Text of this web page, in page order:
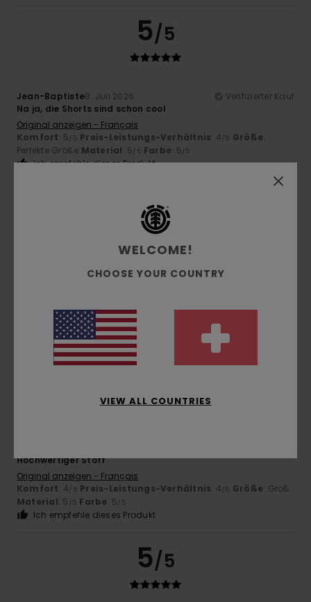
5/5
Jean-Baptiste8. Juli 2026
Verifizierter Kauf
Na ja, die Shorts sind schon cool
Original anzeigen - Français
Komfort: 5/5 Preis-Leistungs-Verhältnis: 4/5 Größe:
Perfekte Größe Material: 5/5 Farbe: 5/5
Ich empfehle dieses Produkt
5/5
5. Juli 2026
Komfort: 5/5 Preis-Leistungs-Verhältnis: 5 Größe
Material: 5/5 Farbe: 5/5
Ich empfehle dieses Produkt
Hochwertiger Stoff
Original anzeigen - Français
Komfort: 4/5 Preis-Leistungs-Verhältnis: 4/5 Größe: Groß
Material: 5 /5 Farbe: 5/5
Ich empfehle dieses Produkt
5/5
WELCOME!
CHOOSE YOUR COUNTRY
VIEW ALL COUNTRIES